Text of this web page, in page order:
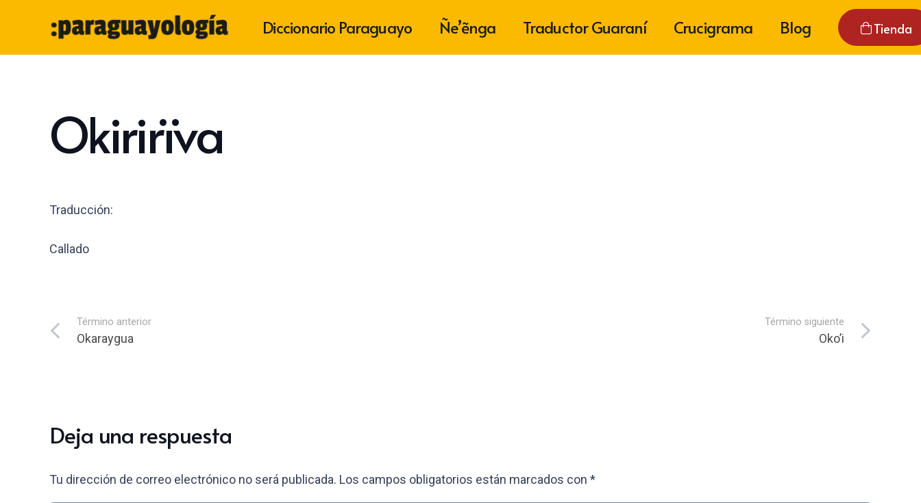
Diccionario Paraguayo Ñe’ẽnga Traductor Guaraní Crucigrama Blog Tienda
Okirirïva
Traducción:
Callado
Término anterior
Okaraygua
Término siguiente
Oko’i
Deja una respuesta
Tu dirección de correo electrónico no será publicada. Los campos obligatorios están marcados con *